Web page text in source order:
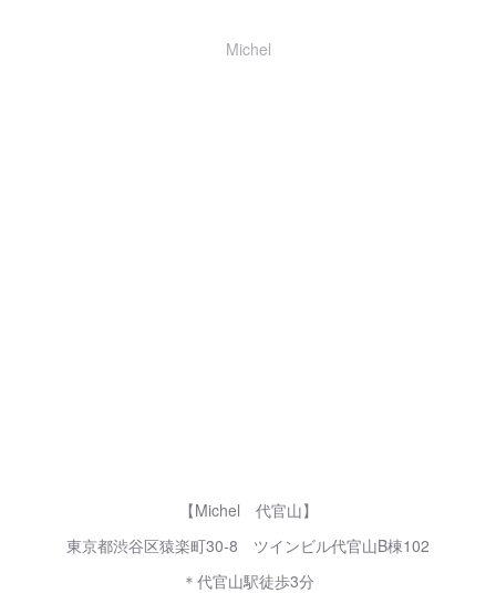
Michel
【Michel 代官山】
東京都渋谷区猿楽町30-8 ツインビル代官山B棟102
＊代官山駅徒歩3分